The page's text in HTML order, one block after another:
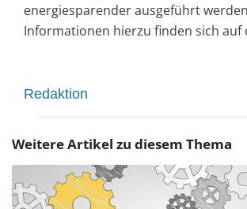
energiesparender ausgeführt
Informationen hierzu finden sich auf
Redaktion
Weitere Artikel zu diesem Thema